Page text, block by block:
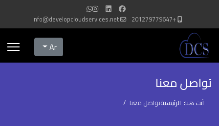
+201279779647
info@developcloudservices.net
Select your language
Ar
تواصل معنا
أنت هنا: الرئيسيةتواصل معنا